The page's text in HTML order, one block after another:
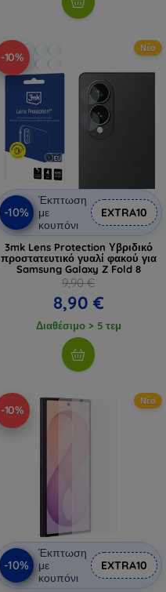
-10%
Νέο
-10%
Έκπτωση
με
κουπόνι
EXTRA10
3mk Lens Protection Υβριδικό
προστατευτικό γυαλί φακού για
Samsung Galaxy Z Fold 8
9,90 €
8,90 €
Διαθέσιμο > 5 τεμ
-10%
Νέο
-10%
Έκπτωση
με
κουπόνι
EXTRA10